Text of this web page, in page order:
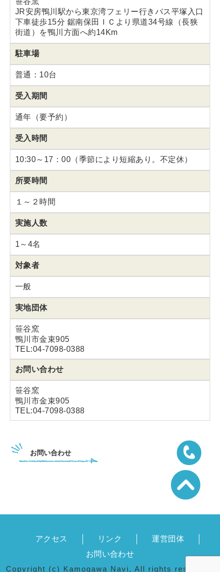
JR安房鴨川駅から東京湾フェリー行きバス平塚入口
下車徒歩15分 鋸南保田ＩＣより県道34号線（長狭
街道）を鴨川方面へ約14Km
駐車場
普通：10台
受入期間
通年（要予約）
受入時間
10:30～17：00（季節により短縮あり。不定休）
所要時間
１～２時間
実施人数
1～4名
対象者
一般
実地団体
笹谷窯
鴨川市金束905
TEL:04-7098-0388
お問い合わせ
笹谷窯
鴨川市金束905
TEL:04-7098-0388
お問い合わせ
04-7098-
アクセス リンク
運営団体
お問い合わせ
Copyright (c) Kamogawa Navi, All rights reserved.